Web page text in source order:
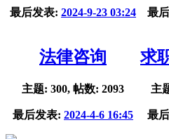
最后发表: 2024-9-23 03:24 最
法律咨询
主题: 300, 帖数: 2093
最后发表: 2024-4-6 16:45
求
主
最